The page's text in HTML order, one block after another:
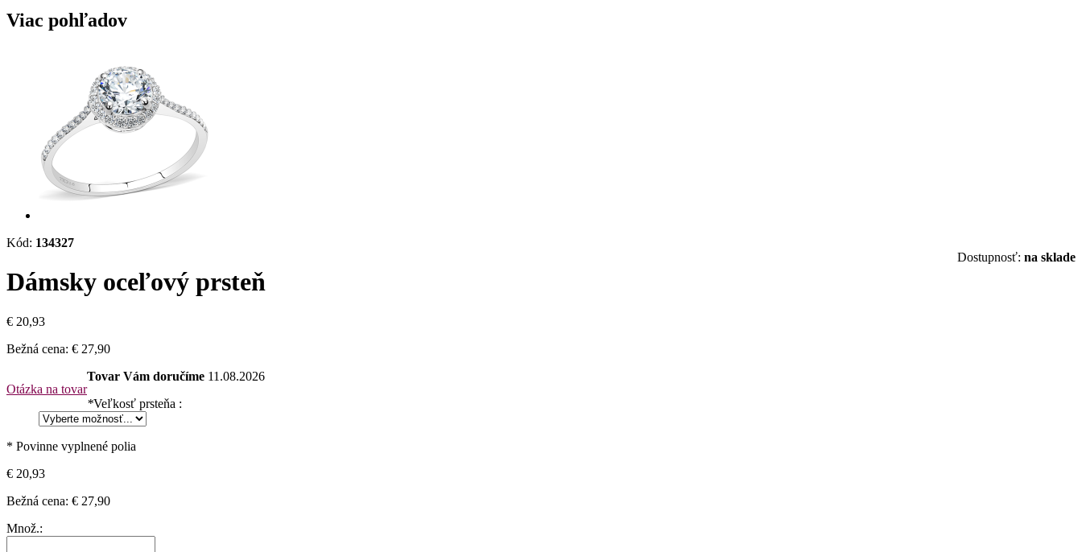
Viac pohľadov
Kód: 134327
Dostupnosť: na sklade
Dámsky oceľový prsteň
€ 20,93
Bežná cena: € 27,90
Otázka na tovar
Tovar Vám doručíme 11.08.2026
*Veľkosť prsteňa :
* Povinne vyplnené polia
€ 20,93
Bežná cena: € 27,90
Množ.: